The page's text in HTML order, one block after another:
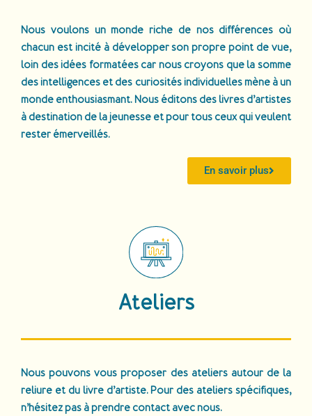
Nous voulons un monde riche de nos différences où
chacun est incité à développer son propre point de vue,
loin des idées formatées car nous croyons que la somme
des intelligences et des curiosités individuelles mène à un
monde enthousiasmant. Nous éditons des livres d’artistes
à destination de la jeunesse et pour tous ceux qui veulent
rester émerveillés.
En savoir plus
Ateliers
Nous pouvons vous proposer des ateliers autour de la
reliure et du livre d’artiste. Pour des ateliers spécifiques,
n’hésitez pas à prendre contact avec nous.